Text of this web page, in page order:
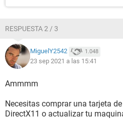
RESPUESTA 2 / 3
MiguelY2542 1.048
23 sep 2021 a las 15:41
Ammmm
Necesitas comprar una tarjeta
DirectX11 o actualizar tu